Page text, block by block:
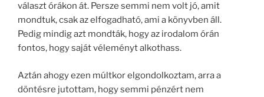
választ órákon át. Persze semmi nem volt jó, amit
mondtuk, csak az elfogadható, ami a könyvben áll.
Pedig mindig azt mondták, hogy az irodalom órán
fontos, hogy saját véleményt alkothass.
Aztán ahogy ezen múltkor elgondolkoztam, arra a
döntésre jutottam, hogy semmi pénzért nem